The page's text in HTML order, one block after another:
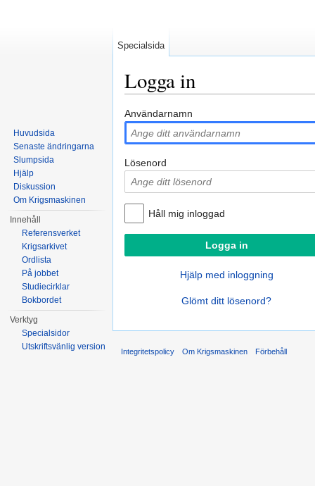
Logga in
Användarnamn
Lösenord
Håll mig inloggad
Hjälp med inloggning
Glömt ditt lösenord?
Specialsida
Huvudsida
Senaste ändringarna
Slumpsida
Hjälp
Diskussion
Om Krigsmaskinen
Innehåll
Referensverket
Krigsarkivet
Ordlista
På jobbet
Studiecirklar
Bokbordet
Verktyg
Specialsidor
Utskriftsvänlig version
Integritetspolicy Om Krigsmaskinen Förbehåll